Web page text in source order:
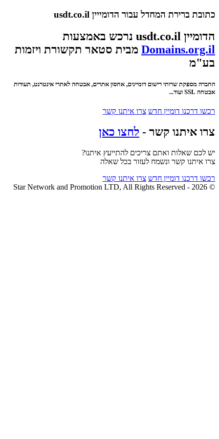
כתובת ברירת המחדל עבור הדומייין usdt.co.il
הדומיין usdt.co.il נרכש באמצעות
Domains.org.il מבית סטאר תקשורת ויזמות
בע"מ
החברה מספקת שרותי רישום דומיינים, אחסון אתרים, אבטחה לאתרי אינטרנט, תעודות
אבטחה SSL ועוד...
רכשו דרכנו דומיין חדש צרו איתנו קשר
צרו איתנו קשר - לחצו כאן
יש לכם שאלות ואתם צריכים להתייעץ איתנו?
צרו איתנו קשר ונשמח לעזור בכל שאלה
רכשו דרכנו דומיין חדש צרו איתנו קשר
© 2026 - Star Network and Promotion LTD, All Rights Reserved